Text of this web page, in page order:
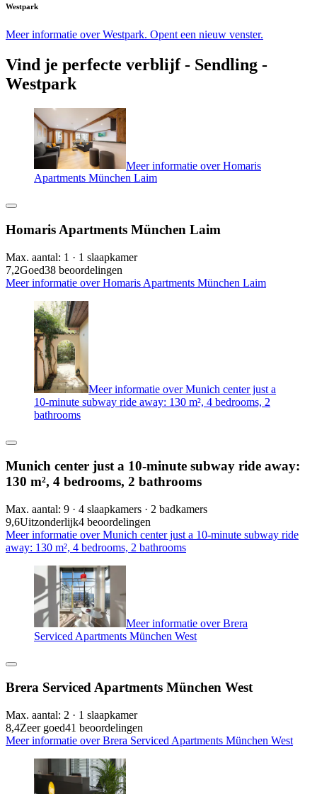
Westpark
Meer informatie over Westpark. Opent een nieuw venster.
Vind je perfecte verblijf - Sendling -
Westpark
Meer informatie over Homaris
Apartments München Laim
Homaris Apartments München Laim
Max. aantal: 1 · 1 slaapkamer
7,2Goed38 beoordelingen
Meer informatie over Homaris Apartments München Laim
Meer informatie over Munich center just a
10-minute subway ride away: 130 m², 4 bedrooms, 2
bathrooms
Munich center just a 10-minute subway ride away:
130 m², 4 bedrooms, 2 bathrooms
Max. aantal: 9 · 4 slaapkamers · 2 badkamers
9,6Uitzonderlijk4 beoordelingen
Meer informatie over Munich center just a 10-minute subway ride
away: 130 m², 4 bedrooms, 2 bathrooms
Meer informatie over Brera
Serviced Apartments München West
Brera Serviced Apartments München West
Max. aantal: 2 · 1 slaapkamer
8,4Zeer goed41 beoordelingen
Meer informatie over Brera Serviced Apartments München West